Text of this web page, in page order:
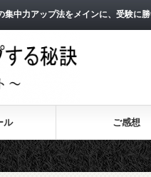
中力アップ法をメインに、受験に
ル ご感想
本ブ
2011